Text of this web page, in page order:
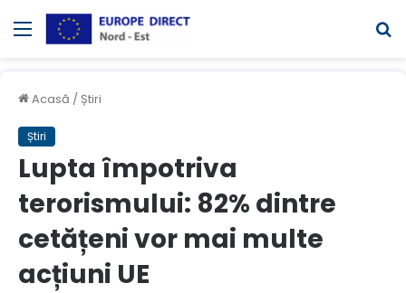
Meniul
Acasă / Știri
Știri
Lupta împotriva
terorismului: 82% dintre
cetățeni vor mai multe
acțiuni UE